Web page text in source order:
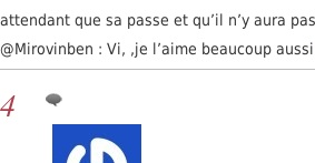
attendant que sa passe et qu’il n’y aura
@Mirovinben : Vi, ,je l’aime beaucoup aussi
4